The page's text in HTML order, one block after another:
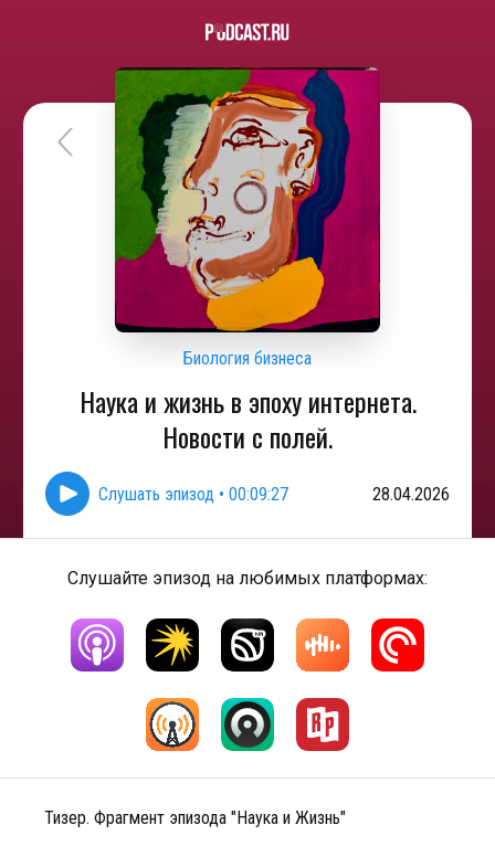
Биология бизнеса
Наука и жизнь в эпоху интернета.
Новости с полей.
Слушать эпизод • 00:09:27 28.04.2026
Слушайте эпизод на любимых платформах:
Тизер. Фрагмент эпизода "Наука и Жизнь"